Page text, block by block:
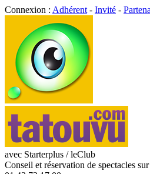
Connexion : Adhérent - Invité -
avec Starterplus / leClub
Conseil et réservation de spectacles